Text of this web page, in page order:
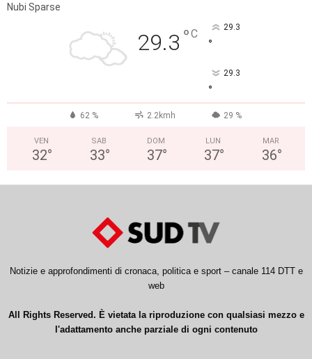
Nubi Sparse
29.3 °C 29.3
°
29.3
°
62 % 2.2kmh 29 %
VEN
32°
SAB
33°
DOM
37°
LUN
37°
MAR
36°
Notizie e approfondimenti di cronaca, politica e sport – canale 114 DTT e
web
All Rights Reserved. È vietata la riproduzione con qualsiasi mezzo e
l'adattamento anche parziale di ogni contenuto